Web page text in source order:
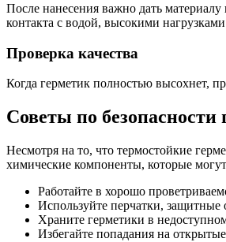
После нанесения важно дать
контакта с водой, высокими
Проверка качества
Когда герметик полностью высохнет,
Советы по
Несмотря на то, что термостойкие
химические компоненты, которые
Работайте в хорошо
Используйте перчатки,
Храните герметики в
Избегайте попадания на